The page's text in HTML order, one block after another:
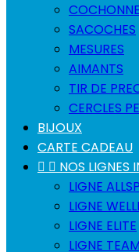
SACOCHES
MESURES
AIMANTS
TIR DE
CERCLES
BIJOUX
CARTE CADEAU
  NOS LIGNES
LIGNE
LIGNE
LIGNE ELITE
LIGNE TEAM